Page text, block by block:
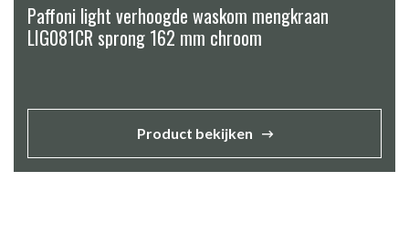
Paffoni light verhoogde waskom mengkraan
LIG081CR sprong 162 mm chroom
Product bekijken